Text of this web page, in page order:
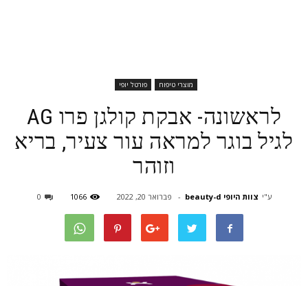
מוצרי טיפוח פורטל יופי
לראשונה- אבקת קולגן פרו AG
לגיל בוגר למראה עור צעיר, בריא
וזוהר
ע"י צוות היופי beauty-d - פברואר 20, 2022 1066
0